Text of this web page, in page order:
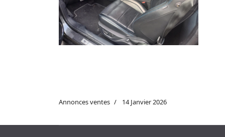
Annonces ventes 14 Janvier 2026